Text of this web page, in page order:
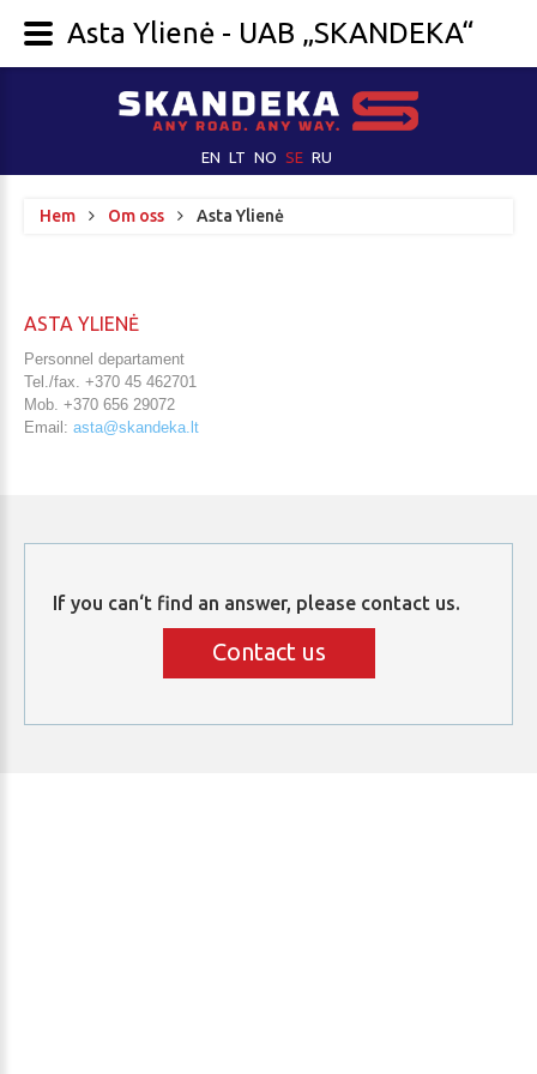
EN LT NO SE RU
Hem Om oss Asta Ylienė
ASTA YLIENĖ
Personnel departament
Tel./fax. +370 45 462701
Mob. +370 656 29072
Email: asta@skandeka.lt
If you can‘t find an answer, please contact us.
Contact us
Asta Ylienė - UAB „SKANDEKA“